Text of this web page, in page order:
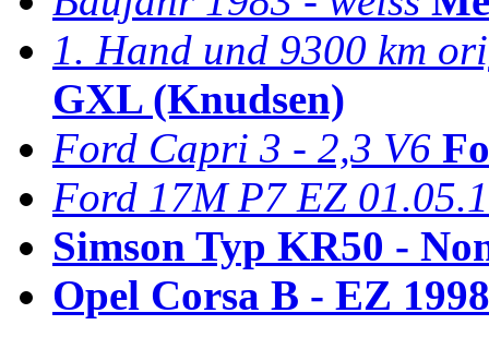
1. Hand und 9300 km
GXL (Knudsen)
Ford Capri 3 - 2,3 V6
Ford 17M P7 EZ
Simson Typ KR50 -
Opel Corsa B - EZ 1998